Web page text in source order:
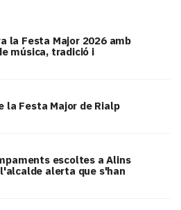
la Festa Major 2026 amb
música, tradició i
la Festa Major de Rialp
escoltes a Alins
alerta que s'han